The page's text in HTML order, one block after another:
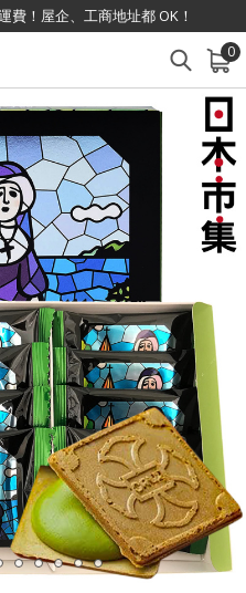
費！屋企、工商地址都 OK！
0
查看